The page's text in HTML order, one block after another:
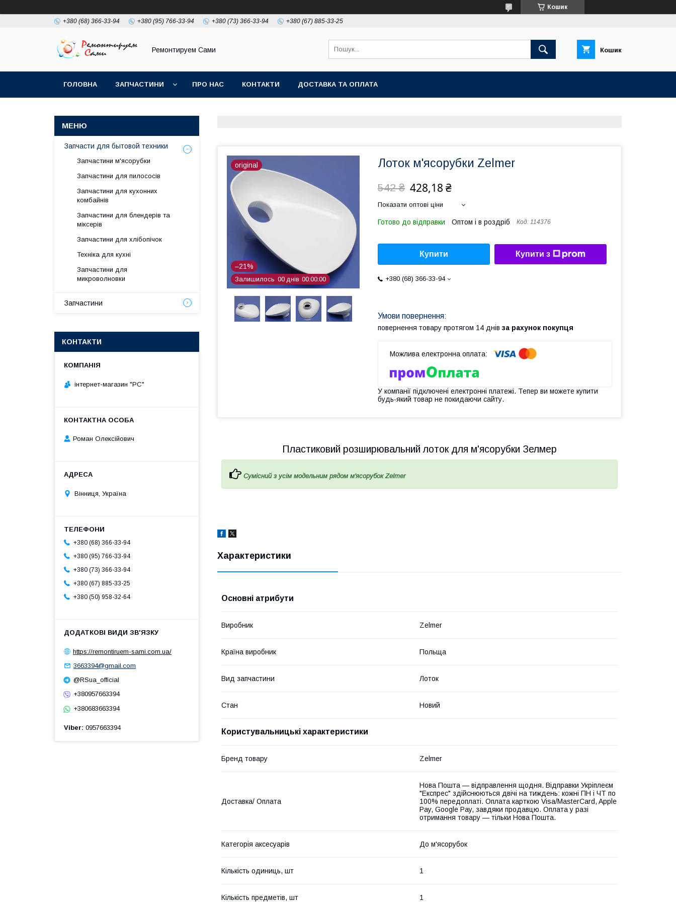
Кошик
+380 (68) 366-33-94 +380 (95) 766-33-94 +380 (73) 366-33-94 +380 (67) 885-33-25
Ремонтируем Сами Кошик
ГОЛОВНА ЗАПЧАСТИНИ ПРО НАС КОНТАКТИ ДОСТАВКА ТА ОПЛАТА
original
–21%
Залишилось 00 днів 00 00 00
Лоток м'ясорубки Zelmer
542 ₴ 428,18 ₴
Показати оптові ціни
Готово до відправки Оптом і в роздріб Код: 114376
Купити Купити з
+380 (68) 366-33-94
повернення товару протягом 14 днів за рахунок покупця
У компанії підключені електронні платежі. Тепер ви можете купити
будь-який товар не покидаючи сайту.
Пластиковий розширювальний лоток для м'ясорубки Зелмер
Сумісний з усім модельним рядом м'ясорубок Zelmer
Характеристики
Основні атрибути
Виробник Zelmer
Країна виробник Польща
Вид запчастини Лоток
Стан Новий
Користувальницькі характеристики
Бренд товару Zelmer
Доставка/ Оплата
Нова Пошта — відправлення щодня. Відправки Укріплеєм
"Експрес" здійснюються двічі на тиждень: кожні ПН і ЧТ по
100% передоплаті. Оплата карткою Visa/MasterCard, Apple
Pay, Google Pay, завдяки продавцю. Оплата у разі
отримання товару — тільки Нова Пошта.
Категорія аксесуарів До м'ясорубок
Кількість одиниць, шт 1
Кількість предметів, шт 1
Запчасти для бытовой техники
Запчастини м'ясорубки
Запчастини для пилососів
Запчастини для кухонних
комбайнів
Запчастини для блендерів та
міксерів
Запчастини для хлібопічок
Техніка для кухні
Запчастини для
микроволновки
Запчастини
КОНТАКТИ
інтернет-магазин "РС"
Роман Олексійович
Вінниця, Україна
+380 (68) 366-33-94
+380 (95) 766-33-94
+380 (73) 366-33-94
+380 (67) 885-33-25
+380 (50) 958-32-64
https://remontiruem-sami.com.ua/
3663394@gmail.com
@RSua_official
+380957663394
+380683663394
Viber 0957663394